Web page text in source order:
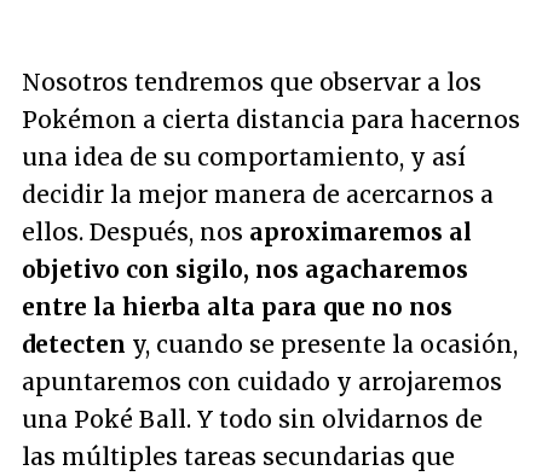
Nosotros tendremos que observar a los
Pokémon a cierta distancia para hacernos
una idea de su comportamiento, y así
decidir la mejor manera de acercarnos a
ellos. Después, nos aproximaremos al
objetivo con sigilo, nos agacharemos
entre la hierba alta para que no nos
detecten y, cuando se presente la ocasión,
apuntaremos con cuidado y arrojaremos
una Poké Ball. Y todo sin olvidarnos de
las múltiples tareas secundarias que